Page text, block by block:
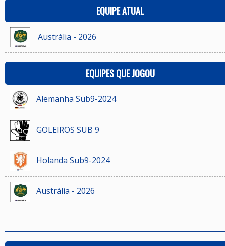
EQUIPE ATUAL
Austrália - 2026
EQUIPES QUE JOGOU
Alemanha Sub9-2024
GOLEIROS SUB 9
Holanda Sub9-2024
Austrália - 2026